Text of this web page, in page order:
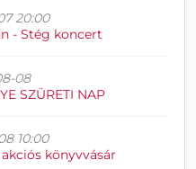
20:00
- Stég koncert
08
SZÜRETI NAP
10:00
könyvvásár